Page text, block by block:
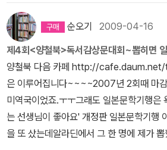
만, TV를 치우고 그렇게 해 놓으면 도서관
리미는 안 보이게 예쁜 그림으로 가려 놓을
구공 던져서 유리를 깼는데, 10년 만에 단
실 문 옆에 걸린 선반에는 화분을 올려 두
꽂이를 하나 더 들여서 나란히 나란히.....
와 카메라 담당하신 분이 온다니까, 1시부
다.작가는 현재 우리 생활과 조금 다른 연출
리기를 해야 될 듯합니다.자기들이 보여주
명 1팀이며, 어른도 팀원으로 참여 가능) |
: 원고지 15매 안팎(우편과 이메일 모두 가
나머지 내용만을 얘기한 경우입니다. 한
에서 작성할 경우 “내용”만으로 1.5쪽 정도
자르거나, 조금 넘는 것은 괜찮습니다. 원고
는 없습니다. 되도록 A4 상태로 보내주세
상관없습니다.독서신문 부문 : 8절지 8면
용|독서감상문 부문(개인) • 상냥한마음
(중/고/일반 각 1명) • 좋은글상 : 도서상
순오기 2009-04-16
제4회<양철북>독서감상문대회~뽑히면
양철북 다음 카페 http://
은 이루어집니다~~~~2007년 2회때 마
미역국이었죠.ㅜㅜ그래도 일본문학기행
는 선생님이 좋아요' 개정판 일본문학기행
을 또 샀는데알라딘에서 그 한 명에 제가